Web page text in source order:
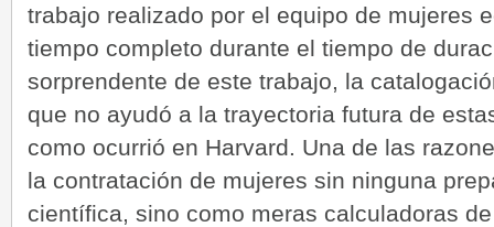
trabajo realizado por el equipo de mujeres
tiempo completo durante el tiempo de
sorprendente de este trabajo, la
que no ayudó a la trayectoria futura de
como ocurrió en Harvard. Una de las
la contratación de mujeres sin ninguna
científica, sino como meras calculadoras